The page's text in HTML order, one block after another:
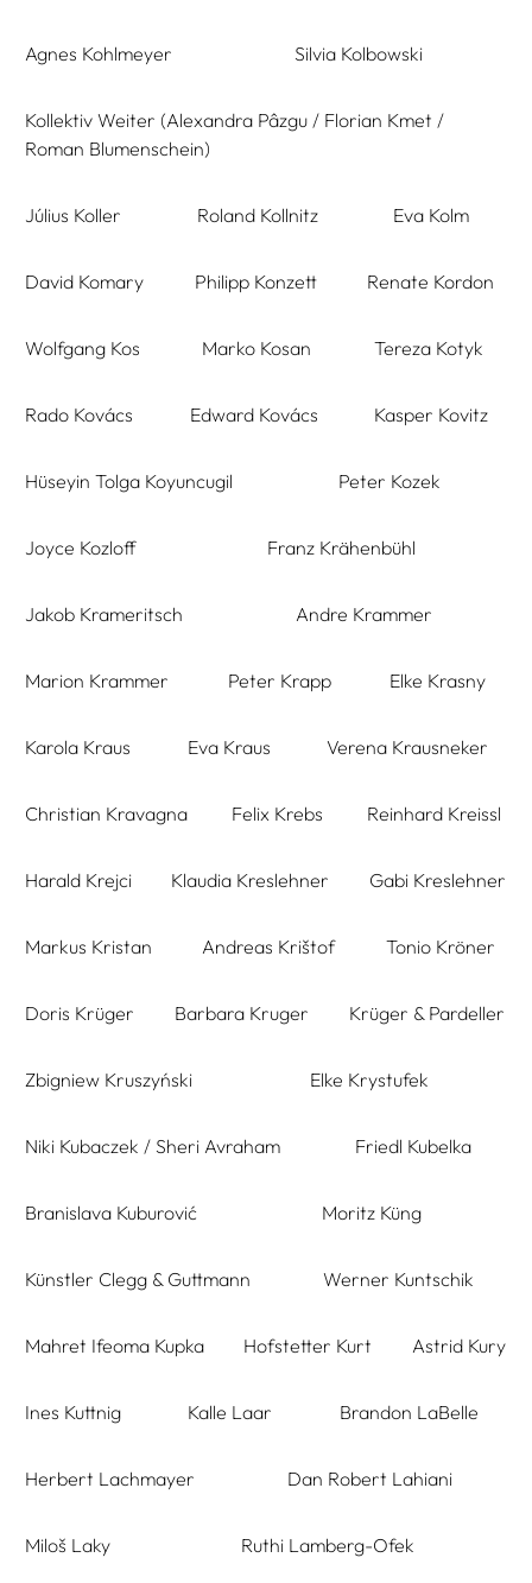
Agnes Kohlmeyer Silvia Kolbowski
Kollektiv Weiter (Alexandra Pâzgu / Florian Kmet /
Roman Blumenschein)
Július Koller Roland Kollnitz Eva Kolm
David Komary Philipp Konzett Renate Kordon
Wolfgang Kos Marko Kosan Tereza Kotyk
Rado Kovács Edward Kovács Kasper Kovitz
Hüseyin Tolga Koyuncugil Peter Kozek
Joyce Kozloff Franz Krähenbühl
Jakob Krameritsch Andre Krammer
Marion Krammer Peter Krapp Elke Krasny
Karola Kraus Eva Kraus Verena Krausneker
Christian Kravagna Felix Krebs Reinhard Kreissl
Harald Krejci Klaudia Kreslehner Gabi Kreslehner
Markus Kristan Andreas Krištof Tonio Kröner
Doris Krüger Barbara Kruger Krüger & Pardeller
Zbigniew Kruszyński Elke Krystufek
Niki Kubaczek / Sheri Avraham Friedl Kubelka
Branislava Kuburović Moritz Küng
Künstler Clegg & Guttmann Werner Kuntschik
Mahret Ifeoma Kupka Hofstetter Kurt Astrid Kury
Ines Kuttnig Kalle Laar Brandon LaBelle
Herbert Lachmayer Dan Robert Lahiani
Miloš Laky Ruthi Lamberg-Ofek